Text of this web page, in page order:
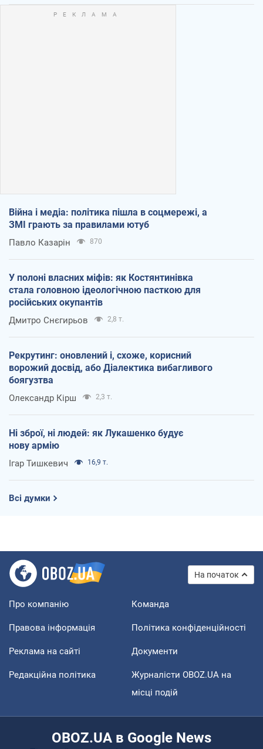
Війна і медіа: політика пішла в соцмережі, а
ЗМІ грають за правилами ютуб
Павло Казарін 870
У полоні власних міфів: як Костянтинівка
стала головною ідеологічною пасткою для
російських окупантів
Дмитро Снєгирьов 2,8 т.
Рекрутинг: оновлений і, схоже, корисний
ворожий досвід, або Діалектика вибагливого
боягузтва
Олександр Кірш 2,3 т.
Ні зброї, ні людей: як Лукашенко будує
нову армію
Ігар Тишкевич 16,9 т.
Всі думки
На початок
Про компанію Команда
Правова інформація Політика конфіденційності
Реклама на сайті Документи
Редакційна політика
Журналісти OBOZ.UA на
місці подій
OBOZ.UA в Google News